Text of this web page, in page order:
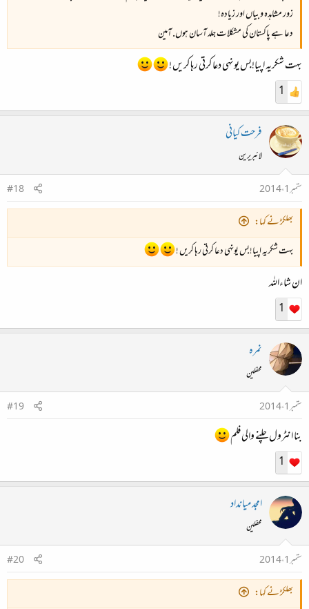
زور مشاہدہ و بیاں اور زیادہ!
دعا ہے پاکستان کی مشکلات جلد آسان ہوں. آمین
بہت شکریہ اپیا!بس یونہی دعا کرتی رہا کریں !
1
فرحت کیانی
لائبریرین
ستمبر 1، 2014
#18
بھلکڑ نے کہا:
بہت شکریہ اپیا!بس یونہی دعا کرتی رہا کریں !
ان شاءاللہ
1
نمرہ
محفلین
ستمبر 1، 2014
#19
بنا انٹرول چلنے والی فلم
1
امجد میانداد
محفلین
ستمبر 1، 2014
#20
بھلکڑ نے کہا: